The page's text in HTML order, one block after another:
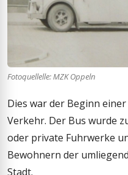
Fotoquellelle: MZK Oppeln
Dies war der Beginn
Verkehr. Der Bus wurde
oder private Fuhrwerke
Bewohnern der
Stadt.